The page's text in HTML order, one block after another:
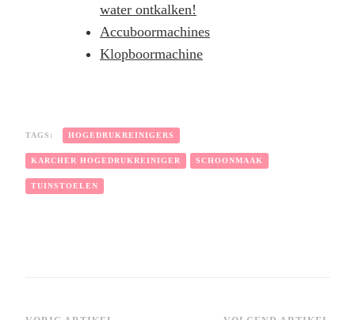
water ontkalken!
Accuboormachines
Klopboormachine
TAGS: HOGEDRUKREINIGERS
KARCHER HOGEDRUKREINIGER SCHOONMAAK
TUINSTOELEN